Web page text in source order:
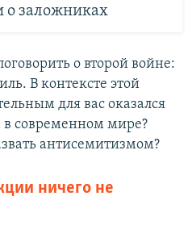
о заложниках
о второй войне:
В контексте этой
для вас оказался
современном мире?
антисемитизмом?
ничего не